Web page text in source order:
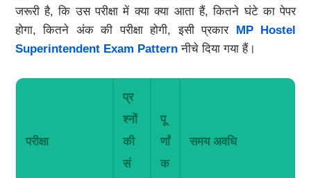
जरूरी है, कि उस परीक्षा में क्या क्या आता हैं, कितने घंटे का पेपर
होगा, कितने अंक की परीक्षा होगी, इसी प्रकार MP Hostel
Superintendent Exam Pattern नीचे दिया गया हैं।
परीक्षा
प्र
श्नों
की
सं
पू
र्णां
क
समय अवधि